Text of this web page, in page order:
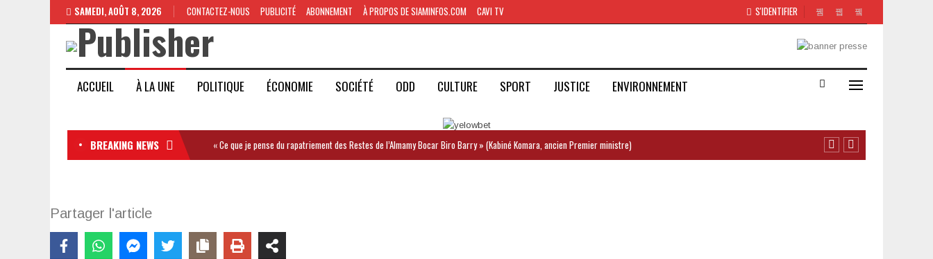
S'IDENTIFIER
SAMEDI, AOÛT 8, 2026 CONTACTEZ-NOUS PUBLICITÉ ABONNEMENT À PROPOS DE SIAMINFOS.COM CAVI TV
ACCUEIL À LA UNE POLITIQUE ÉCONOMIE SOCIÉTÉ ODD CULTURE SPORT JUSTICE ENVIRONNEMENT
BREAKING NEWS « Ce que je pense du rapatriement des Restes de l’Almamy Bocar Biro Barry » (Kabiné Komara, ancien Premier ministre)
Partager l'article